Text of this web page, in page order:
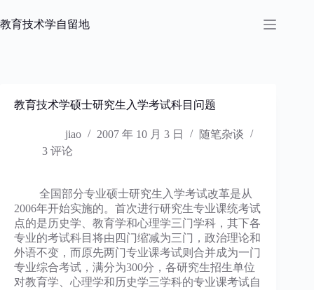
过
教育技术学自留地
教育技术学硕士研究生入学考试科目问题
jiao 2007 年 10 月 3 日
随笔杂谈
3 评论
全国部分专业硕士研究生入学考试改革是从
2006年开始实施的。首次进行研究生专业课统考试
点的是历史学、教育学和心理学三门学科，其下各
专业的考试科目将由四门缩减为三门，政治理论和
外语不变，而原先两门专业课考试则合并成为一门
专业综合考试，满分为300分，各研究生招生单位
对教育学、心理学和历史学三学科的专业课考试自